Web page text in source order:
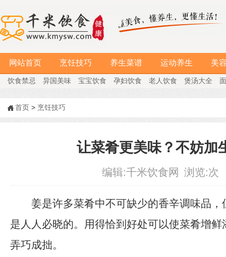
网站首页 烹饪技巧 养生菜谱 运动养生 美
饮食禁忌 异国美味 宝宝饮食 孕妇饮食 老人饮食 煲汤大全
首页 > 烹饪技巧
让菜肴更美味？不妨加
编辑:千米饮食网 浏览:次
姜是许多菜肴中不可缺少的香辛调味品，
是人人必晓的。用得恰到好处可以使菜肴增
弄巧成拙。